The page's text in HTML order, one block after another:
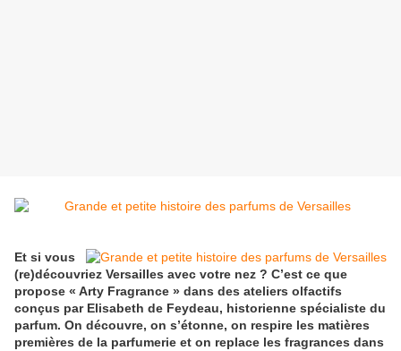
Et si vous
(re)découvriez Versailles avec votre nez ? C’est ce que
propose « Arty Fragrance » dans des ateliers olfactifs
conçus par Elisabeth de Feydeau, historienne spécialiste du
parfum. On découvre, on s’étonne, on respire les matières
premières de la parfumerie et on replace les fragrances dans